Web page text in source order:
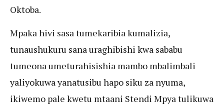
Oktoba.
Mpaka hivi sasa tumekaribia kumalizia,
tunaushukuru sana uraghibishi kwa sababu
tumeona umeturahisishia mambo mbalimbali
yaliyokuwa yanatusibu hapo siku za nyuma,
ikiwemo pale kwetu mtaani Stendi Mpya tulikuwa